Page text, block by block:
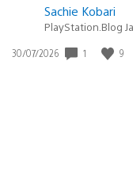
Sachie Kobari
PlayStation.Blog
Date
30/07/2026 1 9